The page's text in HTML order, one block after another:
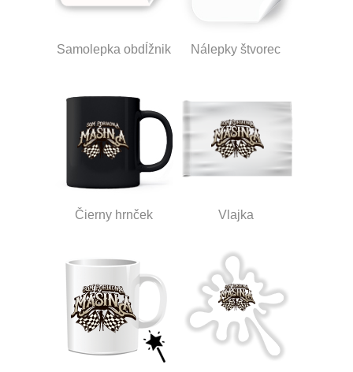
Samolepka obdĺžnik Nálepky štvorec
Čierny hrnček Vlajka